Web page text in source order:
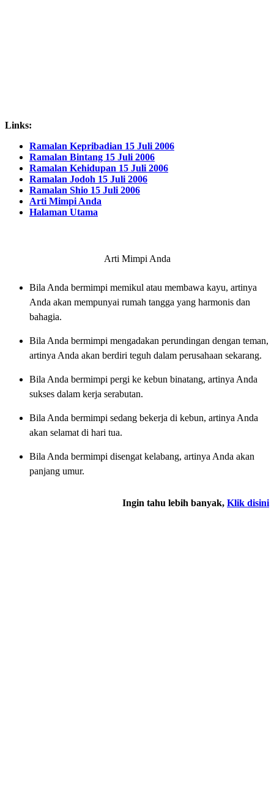
Links:
Ramalan Kepribadian 15 Juli 2006
Ramalan Bintang 15 Juli 2006
Ramalan Kehidupan 15 Juli 2006
Ramalan Jodoh 15 Juli 2006
Ramalan Shio 15 Juli 2006
Arti Mimpi Anda
Halaman Utama
Arti Mimpi Anda
Bila Anda bermimpi memikul atau membawa kayu, artinya
Anda akan mempunyai rumah tangga yang harmonis dan
bahagia.
Bila Anda bermimpi mengadakan perundingan dengan teman,
artinya Anda akan berdiri teguh dalam perusahaan sekarang.
Bila Anda bermimpi pergi ke kebun binatang, artinya Anda
sukses dalam kerja serabutan.
Bila Anda bermimpi sedang bekerja di kebun, artinya Anda
akan selamat di hari tua.
Bila Anda bermimpi disengat kelabang, artinya Anda akan
panjang umur.
Ingin tahu lebih banyak, Klik disini